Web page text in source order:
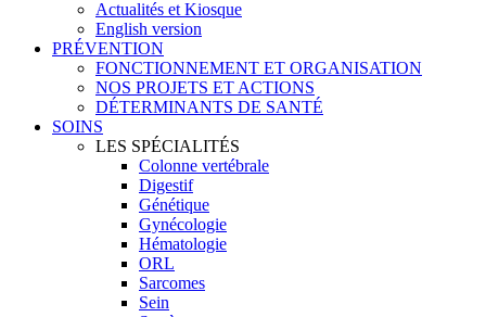
Actualités et Kiosque
English version
PRÉVENTION
FONCTIONNEMENT ET ORGANISATION
NOS PROJETS ET ACTIONS
DÉTERMINANTS DE SANTÉ
SOINS
LES SPÉCIALITÉS
Colonne vertébrale
Digestif
Génétique
Gynécologie
Hématologie
ORL
Sarcomes
Sein